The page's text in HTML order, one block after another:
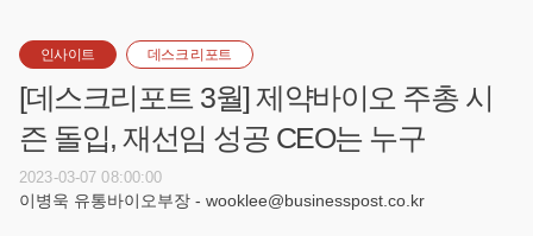
인사이트 데스크 리포트
[데스크리포트 3월] 제약바이오 주총 시
즌 돌입, 재선임 성공 CEO는 누구
2023-03-07 08:00:00
이병욱 유통바이오부장 - wooklee@businesspost.co.kr